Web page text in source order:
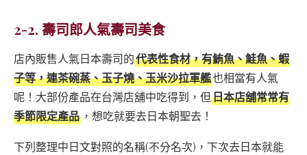
2-2. 壽司郎人氣壽司美食
店內販售人氣日本壽司的代表性食材，有鮪魚、鮭魚、蝦
子等，連茶碗蒸、玉子燒、玉米沙拉軍艦也相當有人氣
呢！大部份產品在台灣店舖中吃得到，但 日本店舖常常有
季節限定產品 ，想吃就要去日本朝聖去！
下列整理中日文對照的名稱(不分名次)，下次去日本就能